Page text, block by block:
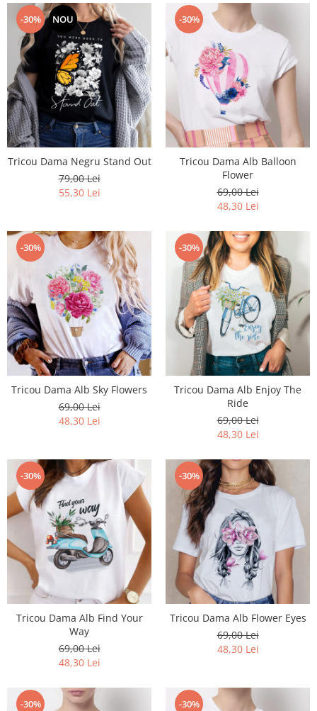
-30% NOU
Tricou Dama Negru Stand Out
79,00 Lei
55,30 Lei
-30%
Tricou Dama Alb Balloon
Flower
69,00 Lei
48,30 Lei
-30%
Tricou Dama Alb Sky Flowers
69,00 Lei
48,30 Lei
-30%
Tricou Dama Alb Enjoy The
Ride
69,00 Lei
48,30 Lei
-30%
Tricou Dama Alb Find Your
Way
69,00 Lei
48,30 Lei
-30%
Tricou Dama Alb Flower Eyes
69,00 Lei
48,30 Lei
-30% -30%